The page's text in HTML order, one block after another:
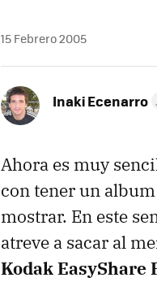
15 Febrero 2005
Inaki Ecenarro
Ahora es muy
con tener un
mostrar. En este
atreve a sacar al
Kodak